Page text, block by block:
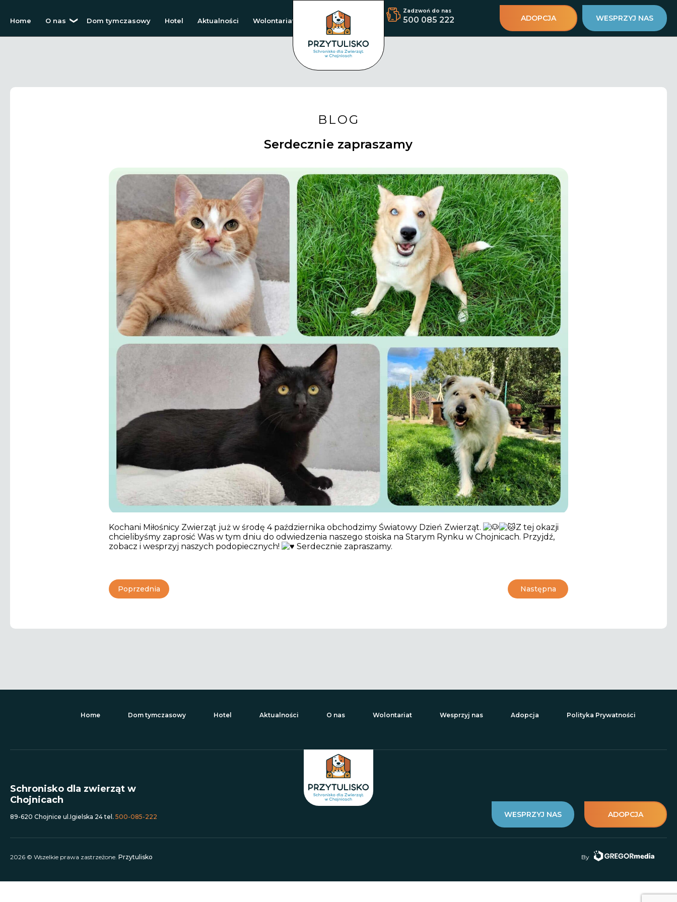
Home O nas Dom tymczasowy Hotel Aktualności Wolontariat
Zadzwoń do nas
500 085 222 ADOPCJA WESPRZYJ NAS
BLOG
Serdecznie zapraszamy
Kochani Miłośnicy Zwierząt już w środę 4 października obchodzimy Światowy Dzień Zwierząt.
Z tej okazji
chcielibyśmy zaprosić Was w tym dniu do odwiedzenia naszego stoiska na Starym Rynku w Chojnicach. Przyjdź,
zobacz i wesprzyj naszych podopiecznych!
Serdecznie zapraszamy.
Poprzednia Następna
Home Dom tymczasowy Hotel Aktualności O nas Wolontariat Wesprzyj nas Adopcja Polityka Prywatności
Schronisko dla zwierząt w
Chojnicach
89-620 Chojnice ul.Igielska 24 tel. 500-085-222 ADOPCJA
WESPRZYJ NAS
2026 © Wszelkie prawa zastrzeżone. Przytulisko By